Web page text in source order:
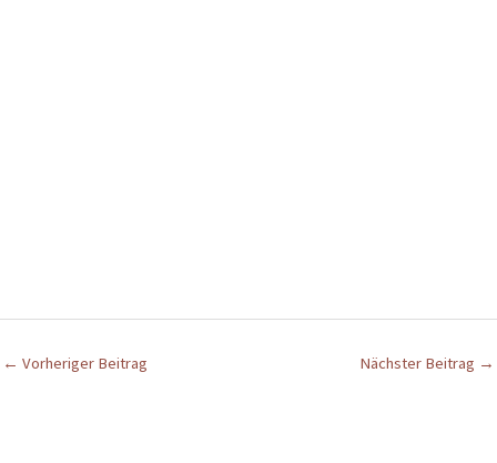
← Vorheriger Beitrag Nächster Beitrag →